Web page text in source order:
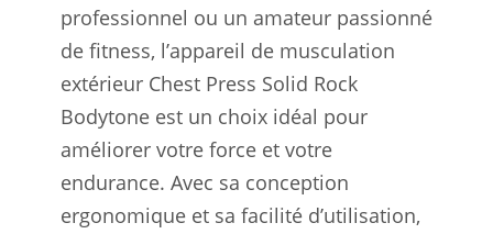
professionnel ou un amateur passionné
de fitness, l’appareil de musculation
extérieur Chest Press Solid Rock
Bodytone est un choix idéal pour
améliorer votre force et votre
endurance. Avec sa conception
ergonomique et sa facilité d’utilisation,